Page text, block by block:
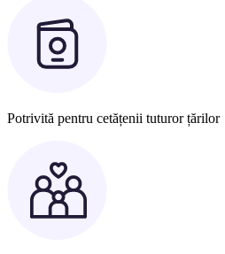
Potrivită pentru cetățenii tuturor țărilor